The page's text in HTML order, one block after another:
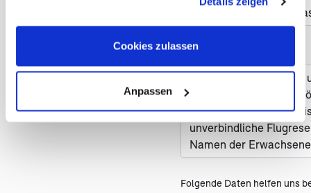
Cookies, wenn Sie unsere Webseite weiterhin nutzen.
Cookies zulassen
Anpassen
Folgende Daten helfen uns